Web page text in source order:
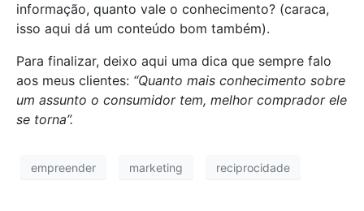
informação, quanto vale o conhecimento? (caraca,
isso aqui dá um conteúdo bom também).
Para finalizar, deixo aqui uma dica que sempre falo
aos meus clientes: “Quanto mais conhecimento sobre
um assunto o consumidor tem, melhor comprador ele
se torna”.
empreender marketing reciprocidade